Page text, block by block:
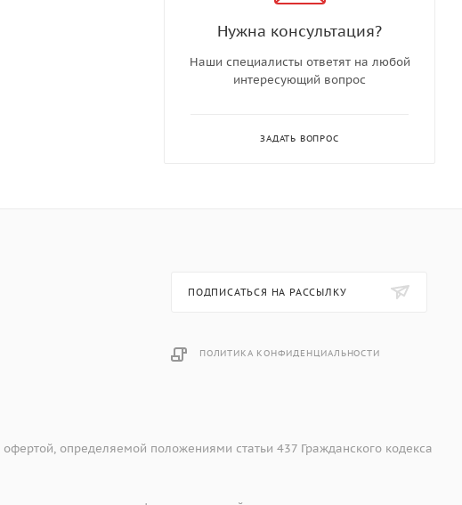
Нужна консультация?
Наши специалисты ответят на любой
интересующий вопрос
ЗАДАТЬ ВОПРОС
ПОДПИСАТЬСЯ НА РАССЫЛКУ
ПОЛИТИКА КОНФИДЕНЦИАЛЬНОСТИ
определяемой положениями статьи 437 Гражданского кодекса